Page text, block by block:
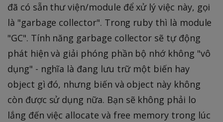
đã có sẵn thư viện/module để xử lý việc này, gọi
là "garbage collector". Trong ruby thì là module
"GC". Tính năng garbage collector sẽ tự động
phát hiện và giải phóng phần bộ nhớ không "vô
dụng" - nghĩa là đang lưu trữ một biến hay
object gì đó, nhưng biến và object này không
còn được sử dụng nữa. Bạn sẽ không phải lo
lắng đến việc allocate và free memory trong lúc